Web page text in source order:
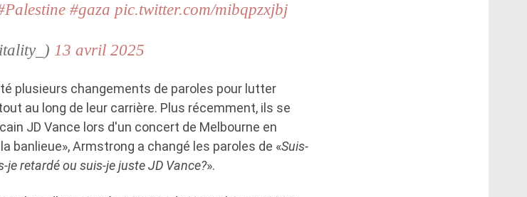
#gaza pic.twitter.com/mibqpzxjbj
13 avril 2025
plusieurs changements de paroles pour lutter
au long de leur carrière. Plus récemment, ils se
JD Vance lors d'un concert de Melbourne en
banlieue», Armstrong a changé les paroles de «Suis-
je retardé ou suis-je juste JD Vance?».